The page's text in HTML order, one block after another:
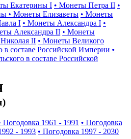
Екатерины I • Монеты Петра II •
• Монеты Елизаветы • Монеты
I • Монеты Александра I •
Александра II • Монеты
II • Монеты Великого
составе Российской Империи •
в составе Российской
Погодовка 1961 - 1991 • Погодовка
- 1993 • Погодовка 1997 - 2030